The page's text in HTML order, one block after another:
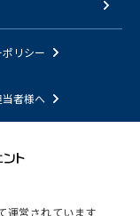
リシー
者様へ
運営されています